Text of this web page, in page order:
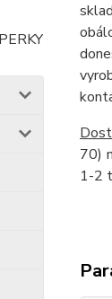
70)
1-2